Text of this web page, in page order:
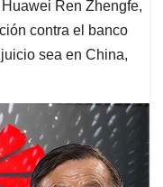
Ren Zhengfe,
contra el banco
sea en China,